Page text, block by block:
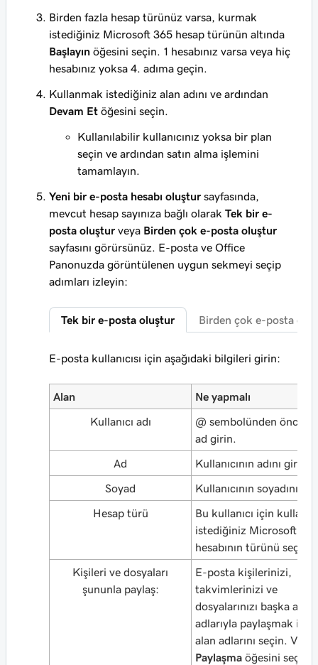
Birden fazla hesap türünüz varsa, kurmak
istediğiniz Microsoft 365 hesap türünün altında
Başlayın öğesini seçin. 1 hesabınız varsa veya hiç
hesabınız yoksa 4. adıma geçin.
Kullanmak istediğiniz alan adını ve ardından
Devam Et öğesini seçin.
Kullanılabilir kullanıcınız yoksa bir plan
seçin ve ardından satın alma işlemini
tamamlayın.
Yeni bir e-posta hesabı oluştur sayfasında,
mevcut hesap sayınıza bağlı olarak Tek bir e-
posta oluştur veya Birden çok e-posta oluştur
sayfasını görürsünüz. E-posta ve Office
Panonuzda görüntülenen uygun sekmeyi seçip
adımları izleyin:
Tek bir e-posta oluştur Birden çok e-posta
E-posta kullanıcısı için aşağıdaki bilgileri girin:
Alan Ne yapmalı
Kullanıcı adı
@ sembolünden önce
ad girin.
Ad Kullanıcının adını girin.
Soyad Kullanıcının soyadını
Hesap türü
Bu kullanıcı için
istediğiniz Microsoft 365
hesabının türünü seçin.
Kişileri ve dosyaları
şununla paylaş:
E-posta kişilerinizi,
takvimlerinizi ve
dosyalarınızı başka alan
adlarıyla paylaşmak için
alan adlarını seçin. Veya
Paylaşma öğesini seçin.